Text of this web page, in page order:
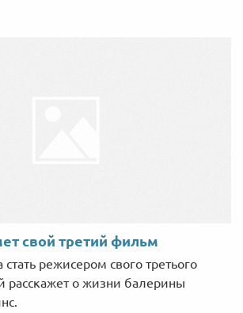
свой третий фильм
режисером свого третього
расскажет о жизни балерины